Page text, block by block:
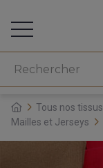
Tous nos tissus
Mailles et Jerseys